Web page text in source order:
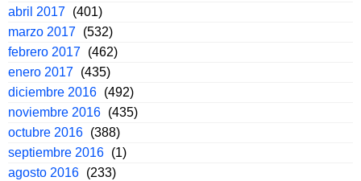
abril 2017 (401)
marzo 2017 (532)
febrero 2017 (462)
enero 2017 (435)
diciembre 2016 (492)
noviembre 2016 (435)
octubre 2016 (388)
septiembre 2016 (1)
agosto 2016 (233)